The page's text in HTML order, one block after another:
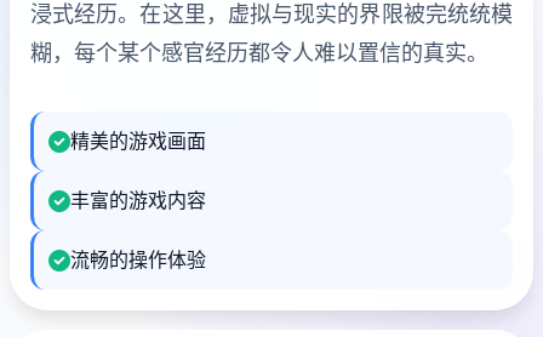
浸式经历。在这里，虚拟与现实的界限被完统统模
糊，每个某个感官经历都令人难以置信的真实。
精美的游戏画面
丰富的游戏内容
流畅的操作体验